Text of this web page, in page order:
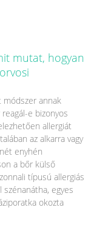
mutat, hogyan
módszer annak
e bizonyos
allergiát
az alkarra vagy
enyhén
a bőr külső
típusú allergiás
egyes
okozta